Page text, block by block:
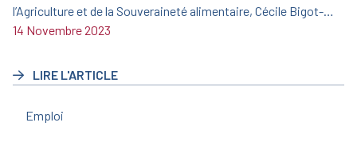
l’Agriculture et de la Souveraineté alimentaire, Cécile Bigot-
Dekeyzer, ont signé le 19 juin 2023 une nouvelle convention
14 Novembre 2023
LIRE L'ARTICLE
Emploi